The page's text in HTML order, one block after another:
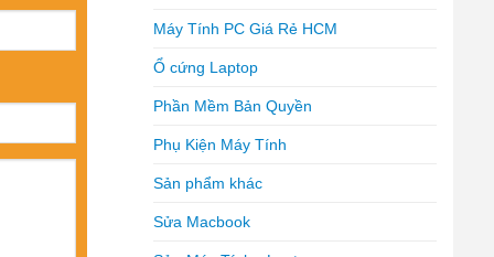
Máy Tính PC Giá Rẻ HCM
Ổ cứng Laptop
Phần Mềm Bản Quyền
Phụ Kiện Máy Tính
Sản phẩm khác
Sửa Macbook